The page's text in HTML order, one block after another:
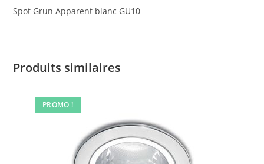
Spot Grun Apparent blanc GU10
Produits similaires
PROMO !